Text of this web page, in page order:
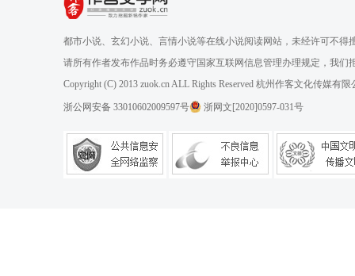
都市小说、玄幻小说、言情小说等在线小说阅读网站，未经许可不得
请所有作者发布作品时务必遵守国家互联网信息管理办理规定，我们
Copyright (C) 2013 zuok.cn ALL Rights Reserved 杭州作客文化传媒有
浙公网安备 33010602009597号 浙网文[2020]0597-031号